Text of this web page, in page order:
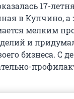
17-
в Купчино,
мелким
и
бизнеса. С